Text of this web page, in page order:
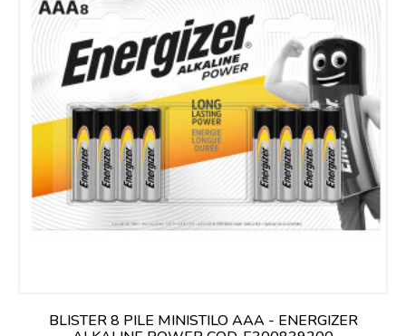
BLISTER 8 PILE MINISTILO AAA - ENERGIZER